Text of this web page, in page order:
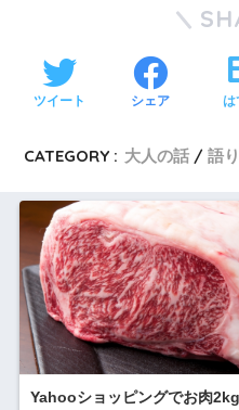
ツイート シェア は
CATEGORY : 大人の話 語
Yahooショッピングでお肉